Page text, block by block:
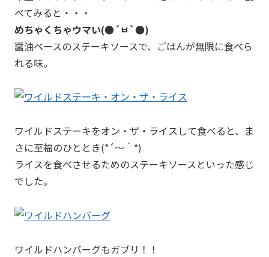
べてみると・・・
めちゃくちゃウマい(●´ㅂ`●)
醤油ベースのステーキソースで、ごはんが無限に食べら
れる味。
ワイルドステーキをオン・ザ・ライスして食べると、ま
さに至福のひととき(*´～｀*)
ライスを食べさせるためのステーキソースといった感じ
でした。
ワイルドハンバーグもガブリ！！